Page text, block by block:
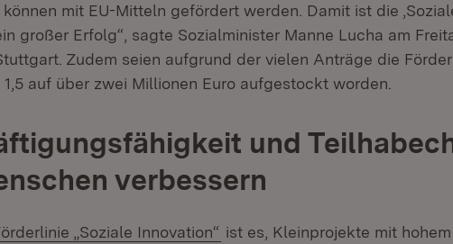
mit EU-Mitteln gefördert werden. Damit ist die
großer Erfolg“, sagte Sozialminister Manne Lucha am
Zudem seien aufgrund der vielen Anträge die
auf über zwei Millionen Euro aufgestockt worden.
und
verbessern
„Soziale Innovation“ (Öffnet in neuem Fenster)
ist es, Kleinprojekte mit hohem